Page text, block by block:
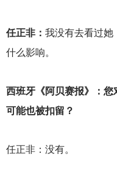
任正非： 我没有去看过她
什么影响。
西班牙《阿贝赛报》：
可能也被扣留？
任正非：没有。